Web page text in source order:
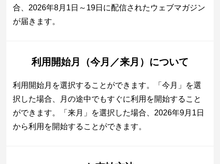
合、2026年8月1日～19日に配信されたウェブマガジン
が届きます。
利用開始月（今月／来月）について
利用開始月を選択することができます。「今月」を選
択した場合、月の途中でもすぐに利用を開始すること
ができます。「来月」を選択した場合、2026年9月1日
から利用を開始することができます。